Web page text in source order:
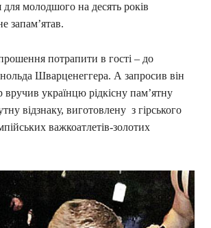
молодшого на десять років
запам’ятав.
потрапити в гості – до
Шварценеггера. А запросив він
українцю рідкісну пам’ятну
відзнаку, виготовлену з гірського
важкоатлетів-золотих